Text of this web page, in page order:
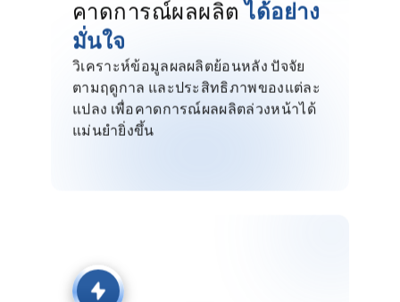
คาดการณ์ผลผลิตได้อย่าง
มั่นใจ
วิเคราะห์ข้อมูลผลผลิตย้อนหลัง ปัจจัย
ตามฤดูกาล และประสิทธิภาพของแต่ละ
แปลง เพื่อคาดการณ์ผลผลิตล่วงหน้าได้
แม่นยำยิ่งขึ้น